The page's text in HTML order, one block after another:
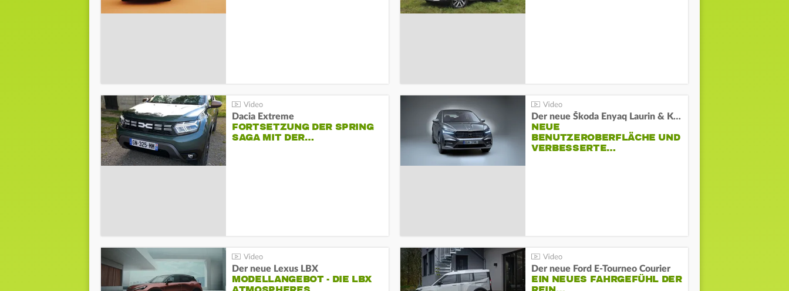
Dacia Extreme
FORTSETZUNG DER SPRING
SAGA MIT DER…
Der neue Škoda Enyaq Laurin & Klement
NEUE
BENUTZEROBERFLÄCHE UND
VERBESSERTE…
Der neue Lexus LBX
MODELLANGEBOT - DIE LBX
Der neue Ford E-Tourneo Courier
EIN NEUES FAHRGEFÜHL DER